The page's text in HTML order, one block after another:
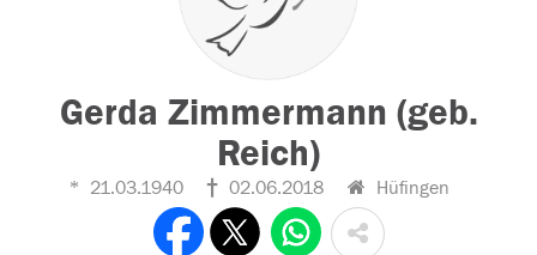
Gerda Zimmermann (geb.
Reich)
21.03.1940 02.06.2018 Hüfingen